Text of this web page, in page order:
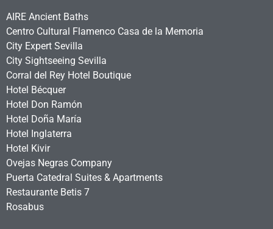
AIRE Ancient Baths
Centro Cultural Flamenco Casa de la Memoria
City Expert Sevilla
City Sightseeing Sevilla
Corral del Rey Hotel Boutique
Hotel Bécquer
Hotel Don Ramón
Hotel Doña María
Hotel Inglaterra
Hotel Kivir
Ovejas Negras Company
Puerta Catedral Suites & Apartments
Restaurante Betis 7
Rosabus